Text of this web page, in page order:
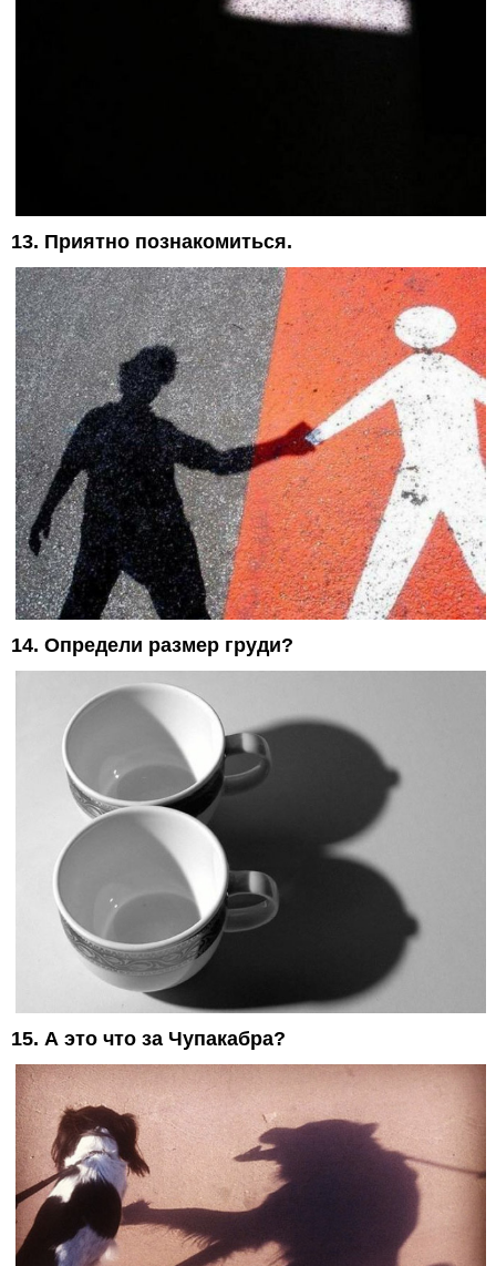
13. Приятно познакомиться.
14. Определи размер груди?
15. А это что за Чупакабра?